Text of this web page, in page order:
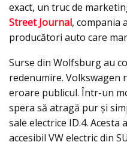
exact, un truc de
Street Journal, compania
producători auto care
Surse din Wolfsburg au
redenumire. Volkswagen
eroare publicul. Într-un
spera să atragă pur și
sale electrice ID.4. Acesta
accesibil VW electric din